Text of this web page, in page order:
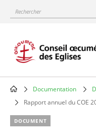
content
Rechercher
Main
navigation
Documentation
Rapport annuel du COE
DOCUMENT